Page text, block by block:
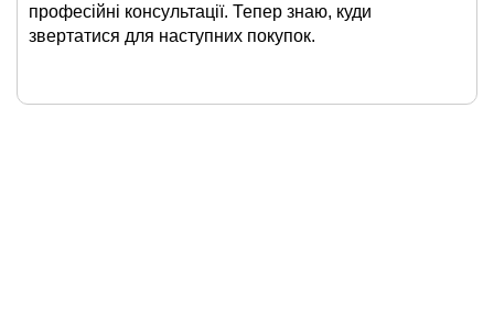
професійні консультації. Тепер знаю, куди
звертатися для наступних покупок.